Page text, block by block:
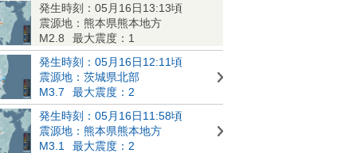
発生時刻：05月16日13:13頃
震源地：熊本県熊本地方
M2.8
最大震度：1
発生時刻：05月16日12:11頃
震源地：茨城県北部
M3.7
最大震度：2
発生時刻：05月16日11:58頃
震源地：熊本県熊本地方
M3.1
最大震度：2